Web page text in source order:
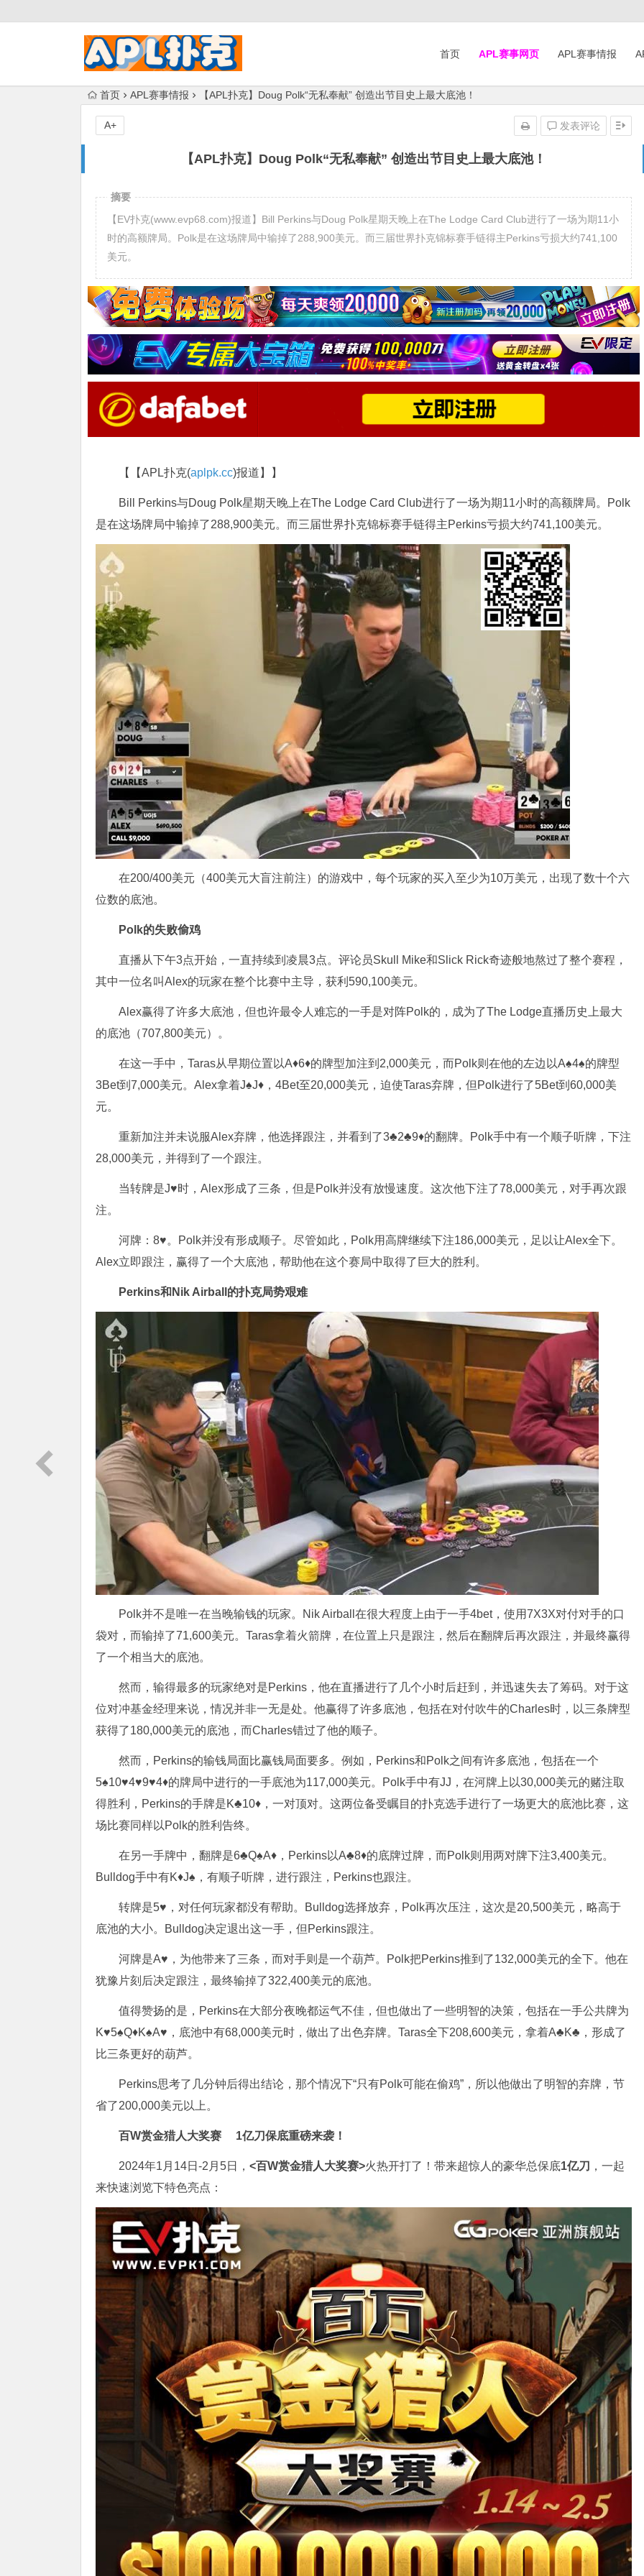
首页 APL赛事网页 APL赛事情报
首页 APL赛事情报 【APL扑克】Doug Polk“无私奉献” 创造出节目史上最大底池！
【APL扑克】Doug Polk“无私奉献” 创造出节目史上最大底池！
发表评论
A+
摘要
【EV扑克(www.evp68.com)报道】Bill Perkins与Doug Polk星期天晚上在The Lodge Card Club进行了一场为期11小
时的高额牌局。Polk是在这场牌局中输掉了288,900美元。而三届世界扑克锦标赛手链得主Perkins亏损大约741,100
美元。
【【APL扑克(aplpk.cc)报道】】
Bill Perkins与Doug Polk星期天晚上在The Lodge Card Club进行了一场为期11小时的高额牌局。Polk
是在这场牌局中输掉了288,900美元。而三届世界扑克锦标赛手链得主Perkins亏损大约741,100美元。
在200/400美元（400美元大盲注前注）的游戏中，每个玩家的买入至少为10万美元，出现了数十个六
位数的底池。
Polk的失败偷鸡
直播从下午3点开始，一直持续到凌晨3点。评论员Skull Mike和Slick Rick奇迹般地熬过了整个赛程，
其中一位名叫Alex的玩家在整个比赛中主导，获利590,100美元。
Alex赢得了许多大底池，但也许最令人难忘的一手是对阵Polk的，成为了The Lodge直播历史上最大
的底池（707,800美元）。
在这一手中，Taras从早期位置以A♦6♦的牌型加注到2,000美元，而Polk则在他的左边以A♠4♠的牌型
3Bet到7,000美元。Alex拿着J♠J♦，4Bet至20,000美元，迫使Taras弃牌，但Polk进行了5Bet到60,000美
元。
重新加注并未说服Alex弃牌，他选择跟注，并看到了3♣2♣9♦的翻牌。Polk手中有一个顺子听牌，下注
28,000美元，并得到了一个跟注。
当转牌是J♥时，Alex形成了三条，但是Polk并没有放慢速度。这次他下注了78,000美元，对手再次跟
注。
河牌：8♥。Polk并没有形成顺子。尽管如此，Polk用高牌继续下注186,000美元，足以让Alex全下。
Alex立即跟注，赢得了一个大底池，帮助他在这个赛局中取得了巨大的胜利。
Perkins和Nik Airball的扑克局势艰难
Polk并不是唯一在当晚输钱的玩家。Nik Airball在很大程度上由于一手4bet，使用7X3X对付对手的口
袋对，而输掉了71,600美元。Taras拿着火箭牌，在位置上只是跟注，然后在翻牌后再次跟注，并最终赢得
了一个相当大的底池。
然而，输得最多的玩家绝对是Perkins，他在直播进行了几个小时后赶到，并迅速失去了筹码。对于这
位对冲基金经理来说，情况并非一无是处。他赢得了许多底池，包括在对付吹牛的Charles时，以三条牌型
获得了180,000美元的底池，而Charles错过了他的顺子。
然而，Perkins的输钱局面比赢钱局面要多。例如，Perkins和Polk之间有许多底池，包括在一个
5♠10♥4♥9♥4♦的牌局中进行的一手底池为117,000美元。Polk手中有JJ，在河牌上以30,000美元的赌注取
得胜利，Perkins的手牌是K♣10♦，一对顶对。这两位备受瞩目的扑克选手进行了一场更大的底池比赛，这
场比赛同样以Polk的胜利告终。
在另一手牌中，翻牌是6♣Q♠A♦，Perkins以A♣8♦的底牌过牌，而Polk则用两对牌下注3,400美元。
Bulldog手中有K♦J♠，有顺子听牌，进行跟注，Perkins也跟注。
转牌是5♥，对任何玩家都没有帮助。Bulldog选择放弃，Polk再次压注，这次是20,500美元，略高于
底池的大小。Bulldog决定退出这一手，但Perkins跟注。
河牌是A♥，为他带来了三条，而对手则是一个葫芦。Polk把Perkins推到了132,000美元的全下。他在
犹豫片刻后决定跟注，最终输掉了322,400美元的底池。
值得赞扬的是，Perkins在大部分夜晚都运气不佳，但也做出了一些明智的决策，包括在一手公共牌为
K♥5♠Q♦K♠A♥，底池中有68,000美元时，做出了出色弃牌。Taras全下208,600美元，拿着A♣K♣，形成了
比三条更好的葫芦。
Perkins思考了几分钟后得出结论，那个情况下“只有Polk可能在偷鸡”，所以他做出了明智的弃牌，节
省了200,000美元以上。
百W赏金猎人大奖赛 1亿刀保底重磅来袭！
2024年1月14日-2月5日， <百W赏金猎人大奖赛>火热开打了！带来超惊人的豪华总保底1亿刀 ，一起
来快速浏览下特色亮点：